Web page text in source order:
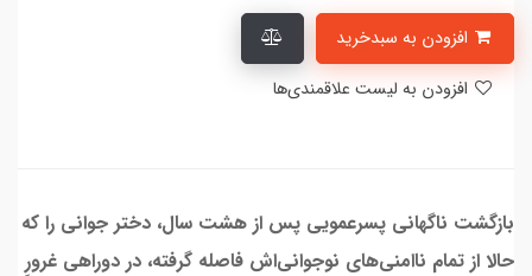
بازگشت ناگهانی پسرعمویی پس از هشت سال، دختر جوانی را که
حالا از تمام ناامنی‌های نوجوانی‌اش فاصله گرفته، در دوراهی غرورِ